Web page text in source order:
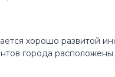
хорошо развитой
города